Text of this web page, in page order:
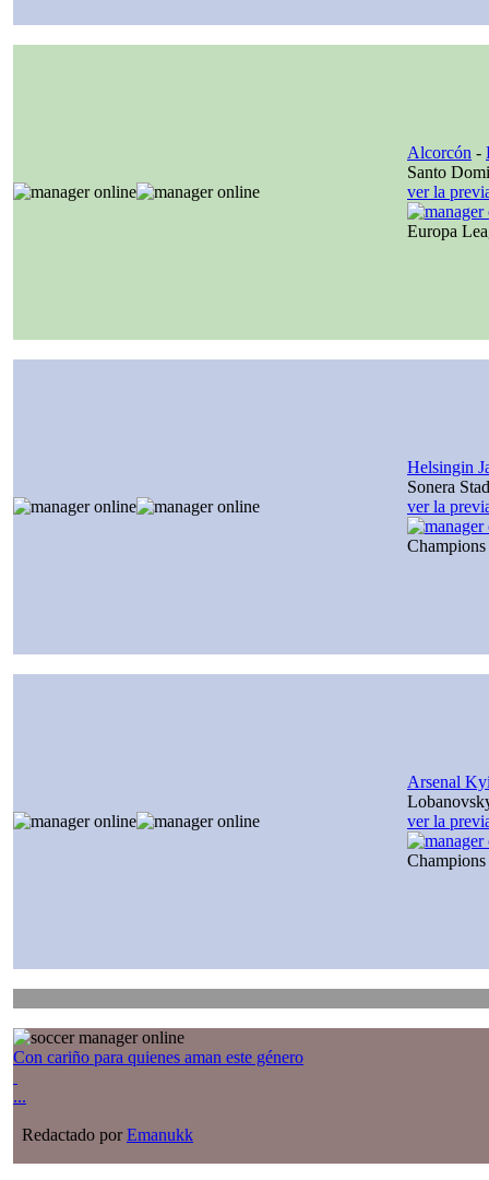
Alcorcón -
Santo
ver la
Europa
Helsingin
Sonera
ver la
Arsenal
ver la
Con cariño para quienes aman este género
...
Redactado porEmanukk